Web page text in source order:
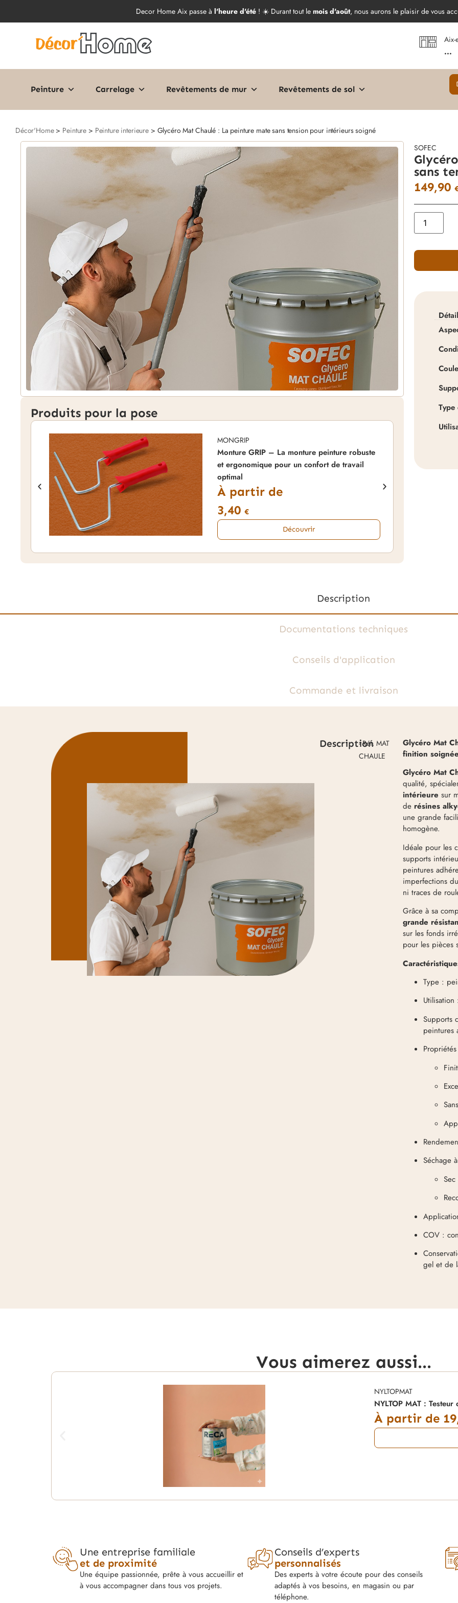
Decor Home Aix passe à l'heure d'été ! ☀️ Durant tout le mois d'août, nous aurons le plaisir de vous
Aix-
...
Peinture Carrelage Revêtements de mur Revêtements de sol
Décor'Home> Peinture > Peinture interieure > Glycéro Mat Chaulé : La peinture mate sans tension pour intérieurs soigné
Produits pour la pose
MONGRIP
Monture GRIP – La monture peinture robuste
et ergonomique pour un confort de travail
optimal
À partir de
3,40€
Découvrir
SOFEC
sans
149,90
Description
Documentations techniques
Conseils d'application
Commande et livraison
Description- Réf. MAT
CHAULE
Glycéro Mat
finition
Glycéro Mat
qualité,
intérieure sur
de résines
une grande
homogène.
Idéale pour les
supports
peintures
imperfections
ni traces de
Grâce à sa
grande
sur les fonds
pour les pièces
Type :
Supports
peintures
Séchage
COV :
gel et de
Vous aimerez aussi...
NYLTOPMAT
NYLTOP MAT :
À partir de
Une entreprise familiale
et de proximité
Une équipe passionnée, prête à vous accueillir et
à vous accompagner dans tous vos projets.
Conseils d’experts
personnalisés
Des experts à votre écoute pour des conseils
adaptés à vos besoins, en magasin ou par
téléphone.